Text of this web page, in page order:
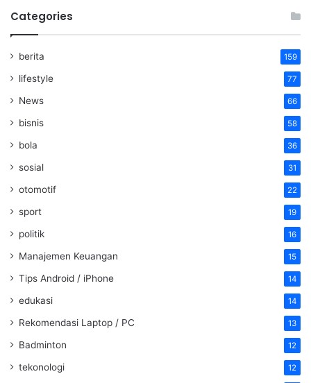
Categories
berita 159
lifestyle 77
News 66
bisnis 58
bola 36
sosial 31
otomotif 22
sport 19
politik 16
Manajemen Keuangan 15
Tips Android / iPhone 14
edukasi 14
Rekomendasi Laptop / PC 13
Badminton 12
tekonologi 12